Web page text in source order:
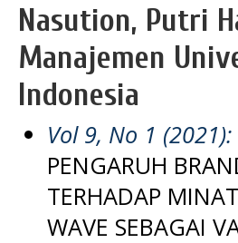
Nasution, Putri
Manajemen
Indonesia
Vol 9, No 1 (2021):
PENGARUH
TERHADAP
WAVE SEBAGAI